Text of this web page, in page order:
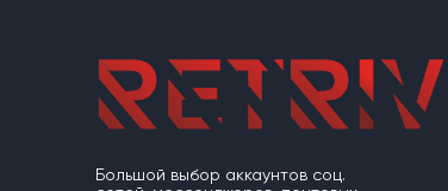
Большой выбор аккаунтов соц.